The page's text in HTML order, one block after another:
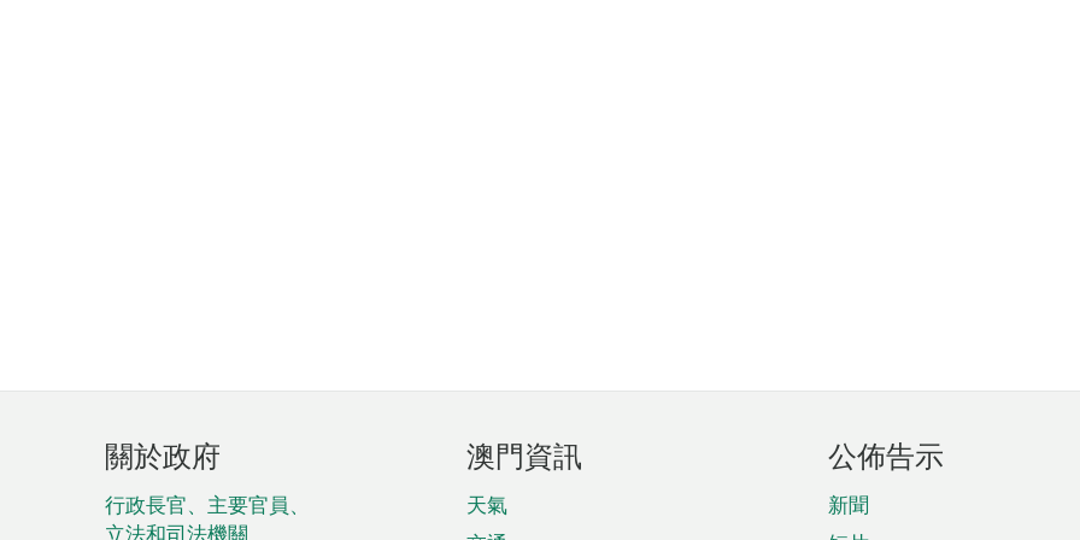
頁
腳
菜
關於政府
行政長官、主要官員、
立法和司法機關
澳門資訊
天氣
公佈告示
新聞